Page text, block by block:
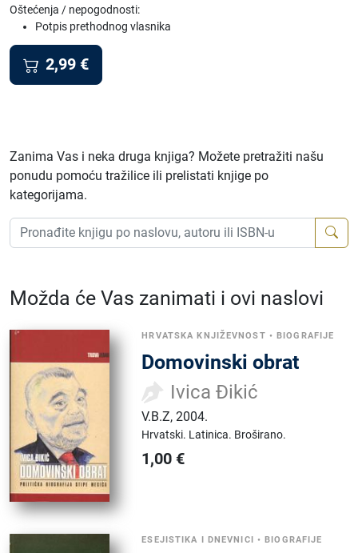
Oštećenja / nepogodnosti:
Potpis prethodnog vlasnika
2,99 €
Zanima Vas i neka druga knjiga? Možete pretražiti našu
ponudu pomoću tražilice ili prelistati knjige po
kategorijama.
Možda će Vas zanimati i ovi naslovi
HRVATSKA KNJIŽEVNOST •BIOGRAFIJE
Domovinski obrat
Ivica Đikić
V.B.Z,2004.
Hrvatski. Latinica. Broširano.
1,00 €
ESEJISTIKA I DNEVNICI •BIOGRAFIJE